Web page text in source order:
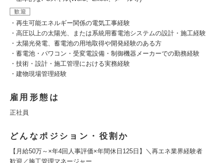
歓迎
・再生可能エネルギー関係の電気工事経験
・高圧以上の太陽光、または系統用蓄電池システムの設計・施工経験
・太陽光発電、蓄電池の用地取得や開発経験のある方
・蓄電池・パワコン・受変電設備・制御機器メーカーでの勤務経験
・技術・設計・施工管理における実務経験
・建物現場管理経験
雇用形態は
正社員
どんなポジション・役割か
【月給50万～×年4回人事評価×年間休日125日】＼再エネ業界経験者
歓迎／施工管理マネージャー